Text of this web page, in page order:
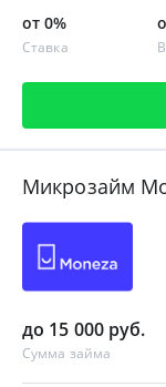
от 0%
Ставка
Микрозайм
до 15 000 руб.
Сумма займа